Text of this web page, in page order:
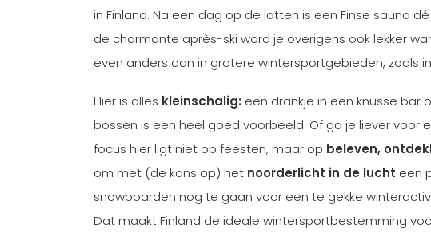
in Finland. Na een dag op de latten is een Finse sauna
de charmante après-ski word je overigens ook lekker
even anders dan in grotere wintersportgebieden, zoals
Hier is alles kleinschalig: een drankje in een knusse
bossen is een heel goed voorbeeld. Of ga je liever voor
focus hier ligt niet op feesten, maar op beleven,
om met (de kans op) het noorderlicht in de lucht een
snowboarden nog te gaan voor een te gekke
Dat maakt Finland de ideale wintersportbestemming